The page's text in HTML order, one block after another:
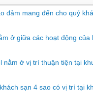
đảm mang đến cho quý
ở giữa các hoạt động của
nằm ở vị trí thuận tiện tại
sạn 4 sao có vị trí tại